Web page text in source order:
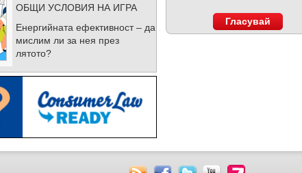
ОБЩИ УСЛОВИЯ НА ИГРА
Енергийната ефективност – да
мислим ли за нея през
лятото?
Гласувай